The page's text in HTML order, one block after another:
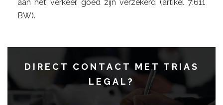
aan het verkeer, goed zijn verzekerd (artikel 7:611
BW).
DIRECT CONTACT MET TRIAS
LEGAL ?